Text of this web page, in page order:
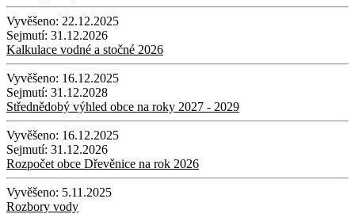
Vyvěšeno: 22.12.2025
Sejmutí: 31.12.2026
Kalkulace vodné a stočné 2026
Vyvěšeno: 16.12.2025
Sejmutí: 31.12.2028
Střednědobý výhled obce na roky 2027 - 2029
Vyvěšeno: 16.12.2025
Sejmutí: 31.12.2026
Rozpočet obce Dřevěnice na rok 2026
Vyvěšeno: 5.11.2025
Rozbory vody